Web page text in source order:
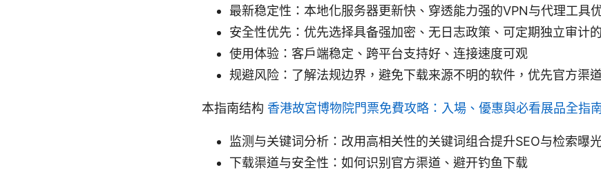
最新稳定性：本地化服务器更新快、穿透能力强的VPN与代理工具
安全性优先：优先选择具备强加密、无日志政策、可定期独立审计
使用体验：客户端稳定、跨平台支持好、连接速度可观
规避风险：了解法规边界，避免下载来源不明的软件，优先官方渠道
本指南结构 香港故宮博物院門票免費攻略：入場、優惠與必看展品全指
监测与关键词分析：改用高相关性的关键词组合提升SEO与检索曝
下载渠道与安全性：如何识别官方渠道、避开钓鱼下载